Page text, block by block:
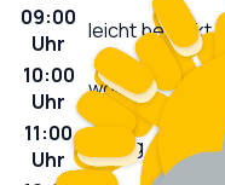
09:00
Uhr
leicht bewölkt
10:00
Uhr
wolkig
11:00
Uhr
wolkig